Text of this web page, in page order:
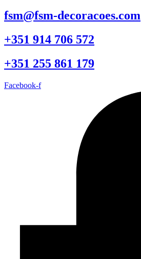
fsm@fsm-decoracoes.com
+351 914 706 572
+351 255 861 179
Facebook-f